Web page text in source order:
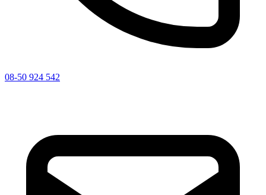
08-50 924 542